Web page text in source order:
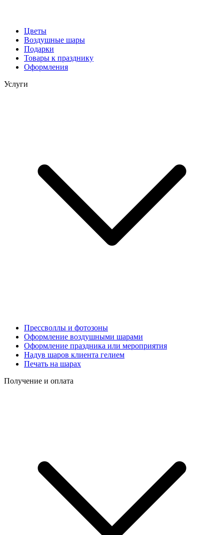
Цветы
Воздушные шары
Подарки
Товары к празднику
Оформления
Услуги
Прессволлы и фотозоны
Оформление воздушными шарами
Оформление праздника или мероприятия
Надув шаров клиента гелием
Печать на шарах
Получение и оплата